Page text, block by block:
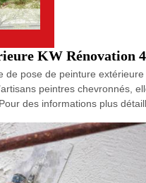
KW Rénovation
de pose de peinture
peintres chevronnés,
des informations plus